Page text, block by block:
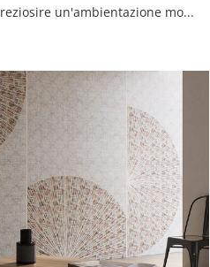
Vuoi impreziosire un'ambientazione moderna? Scopri la Carta da parati vinilica di Instabilelab: il modello Aomi ti aspetta!